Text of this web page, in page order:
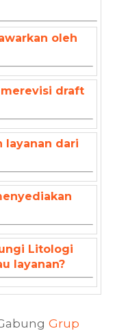
oleh
draft
layanan dari
Litologi
layanan?
Grup